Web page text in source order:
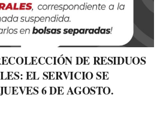
DE RESIDUOS
EL SERVICIO SE
6 DE AGOSTO.